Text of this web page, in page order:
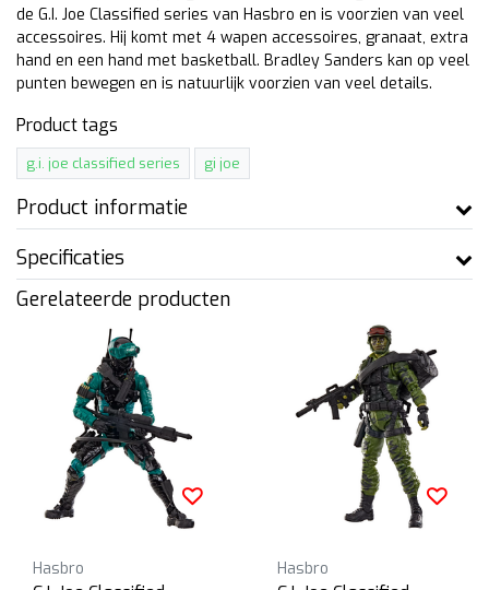
de G.I. Joe Classified series van Hasbro en is voorzien van veel
accessoires. Hij komt met 4 wapen accessoires, granaat, extra
hand en een hand met basketball. Bradley Sanders kan op veel
punten bewegen en is natuurlijk voorzien van veel details.
Product tags
g.i. joe classified series gi joe
Product informatie
Specificaties
Gerelateerde producten
Hasbro Hasbro